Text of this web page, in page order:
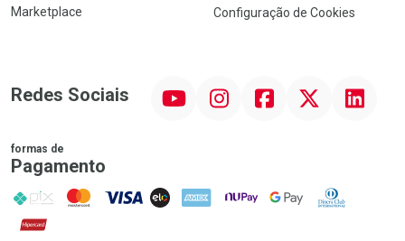
Marketplace
Configuração de Cookies
Redes Sociais InstagramFacebookTwitter Linkedin
formas de
Pagamento
PIX MasterCard
VISA ELO AMEX NuPay Google PayDiners Club
Hipercard